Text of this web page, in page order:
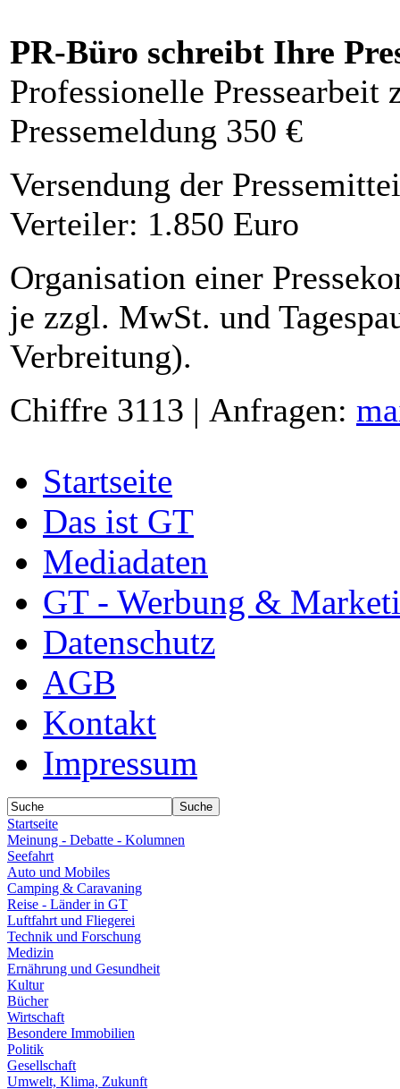
PR-Büro schreibt Ihre
Professionelle Pressearbeit
Pressemeldung 350 €
Versendung der
Verteiler: 1.850 Euro
Organisation einer
je zzgl. MwSt. und
Verbreitung).
Chiffre 3113 | Anfragen:
Startseite
Das ist GT
Mediadaten
GT - Werbung &
Datenschutz
AGB
Kontakt
Impressum
Startseite
Meinung - Debatte - Kolumnen
Seefahrt
Auto und Mobiles
Camping & Caravaning
Reise - Länder in GT
Luftfahrt und Fliegerei
Technik und Forschung
Medizin
Ernährung und Gesundheit
Kultur
Bücher
Wirtschaft
Besondere Immobilien
Politik
Gesellschaft
Umwelt, Klima, Zukunft